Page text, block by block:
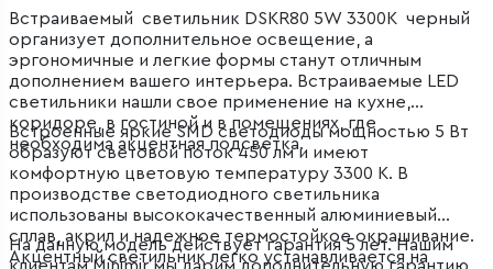
Встраиваемый светильник DSKR80 5W 3300K черный
организует дополнительное освещение, а
эргономичные и легкие формы станут отличным
дополнением вашего интерьера. Встраиваемые LED
светильники нашли свое применение на кухне,
коридоре, в гостиной и в помещениях, где
необходима акцентная подсветка.
Встроенные яркие SMD светодиоды мощностью 5 Вт
образуют световой поток 450 лм и имеют
комфортную цветовую температуру 3300 К. В
производстве светодиодного светильника
использованы высококачественный алюминиевый
сплав, акрил и надежное термостойкое окрашивание.
Акцентный светильник легко устанавливается на
На данную модель действует гарантия 5 лет. Нашим